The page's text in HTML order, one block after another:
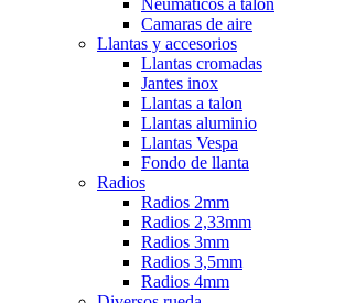
Neumaticos a talon
Camaras de aire
Llantas y accesorios
Llantas cromadas
Jantes inox
Llantas a talon
Llantas aluminio
Llantas Vespa
Fondo de llanta
Radios
Radios 2mm
Radios 2,33mm
Radios 3mm
Radios 3,5mm
Radios 4mm